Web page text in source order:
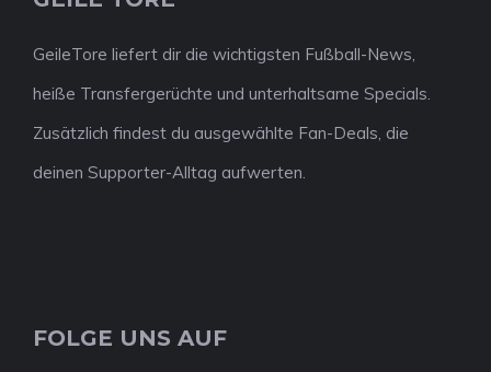
GeileTore liefert dir die wichtigsten Fußball-News,
heiße Transfergerüchte und unterhaltsame Specials.
Zusätzlich findest du ausgewählte Fan-Deals, die
deinen Supporter-Alltag aufwerten.
FOLGE UNS AUF